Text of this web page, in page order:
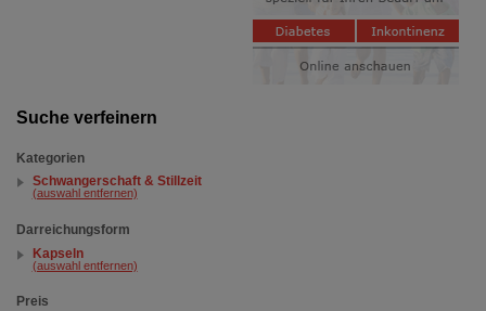
Suche verfeinern
Kategorien
Schwangerschaft & Stillzeit
(auswahl entfernen)
Darreichungsform
Kapseln
(auswahl entfernen)
Preis